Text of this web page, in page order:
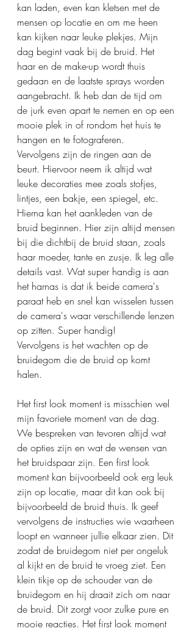
kan laden, even kan kletsen met de
mensen op locatie en om me heen
kan kijken naar leuke plekjes. Mijn
dag begint vaak bij de bruid. Het
haar en de make-up wordt thuis
gedaan en de laatste sprays worden
aangebracht. Ik heb dan de tijd om
de jurk even apart te nemen en op een
mooie plek in of rondom het huis te
hangen en te fotograferen.
Vervolgens zijn de ringen aan de
beurt. Hiervoor neem ik altijd wat
leuke decoraties mee zoals stofjes,
lintjes, een bakje, een spiegel, etc.
Hierna kan het aankleden van de
bruid beginnen. Hier zijn altijd mensen
bij die dichtbij de bruid staan, zoals
haar moeder, tante en zusje. Ik leg alle
details vast. Wat super handig is aan
het harnas is dat ik beide camera's
paraat heb en snel kan wisselen tussen
de camera's waar verschillende lenzen
op zitten. Super handig!
Vervolgens is het wachten op de
bruidegom die de bruid op komt
halen.
Het first look moment is misschien wel
mijn favoriete moment van de dag.
We bespreken van tevoren altijd wat
de opties zijn en wat de wensen van
het bruidspaar zijn. Een first look
moment kan bijvoorbeeld ook erg leuk
zijn op locatie, maar dit kan ook bij
bijvoorbeeld de bruid thuis. Ik geef
vervolgens de instructies wie waarheen
loopt en wanneer jullie elkaar zien. Dit
zodat de bruidegom niet per ongeluk
al kijkt en de bruid te vroeg ziet. Een
klein tikje op de schouder van de
bruidegom en hij draait zich om naar
de bruid. Dit zorgt voor zulke pure en
mooie reacties. Het first look moment